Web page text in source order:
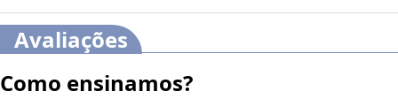
Avaliações
Como ensinamos?